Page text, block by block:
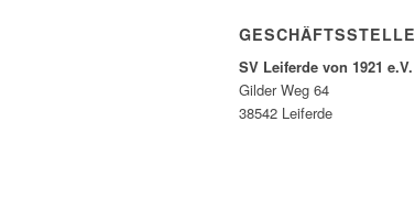
GESCHÄFTSSTELLE
SV Leiferde von 1921 e.V.
Gilder Weg 64
38542 Leiferde